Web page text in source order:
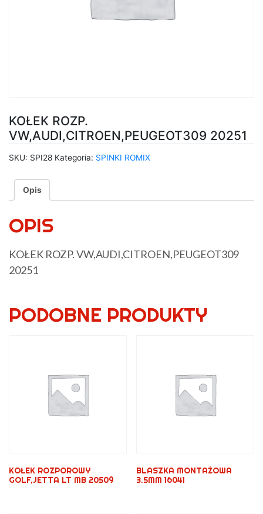
KOŁEK ROZP.
VW,AUDI,CITROEN,PEUGEOT309 20251
SKU: SPI28 Kategoria: SPINKI ROMIX
Opis
OPIS
KOŁEK ROZP. VW,AUDI,CITROEN,PEUGEOT309
20251
PODOBNE PRODUKTY
KOŁEK ROZPOROWY
GOLF,JETTA LT MB 20509
BLASZKA MONTAŻOWA
3.5MM 16041